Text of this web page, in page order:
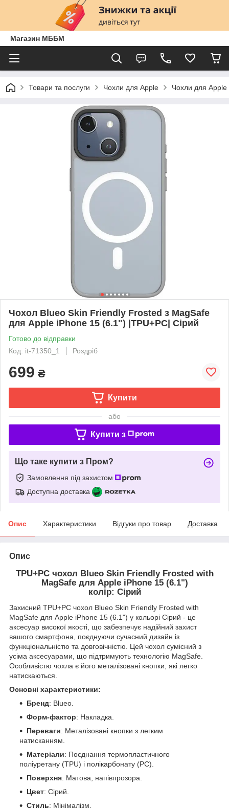
Магазин МББМ
Товари та послуги Чохли для Apple Чохли для Apple
Чохол Blueo Skin Friendly Frosted з MagSafe
для Apple iPhone 15 (6.1") |TPU+PC| Сірий
Готово до відправки
Код: it-71350_1
Роздріб
699 ₴
Купити
або
Купити з
Що таке купити з Пром?
Замовлення під захистом
Доступна доставка
Опис Характеристики Відгуки про товар Доставка
Опис
TPU+PC чохол Blueo Skin Friendly Frosted with
MagSafe для Apple iPhone 15 (6.1")
колір: Сірий
Захисний TPU+PC чохол Blueo Skin Friendly Frosted with
MagSafe для Apple iPhone 15 (6.1") у кольорі Сірий - це
аксесуар високої якості, що забезпечує надійний захист
вашого смартфона, поєднуючи сучасний дизайн із
функціональністю та довговічністю. Цей чохол сумісний з
усіма аксесуарами, що підтримують технологію MagSafe.
Особливістю чохла є його металізовані кнопки, які легко
натискаються.
Основні характеристики:
Бренд: Blueo.
Форм-фактор: Накладка.
Переваги: Металізовані кнопки з легким
натисканням.
Матеріали: Поєднання термопластичного
поліуретану (TPU) і полікарбонату (PC).
Поверхня: Матова, напівпрозора.
Цвет: Сірий.
Стиль: Мінімалізм.